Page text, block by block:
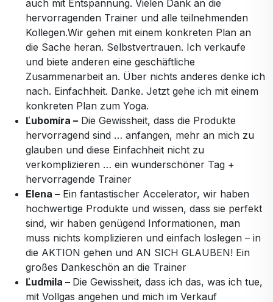
auch mit Entspannung. Vielen Dank an die
hervorragenden Trainer und alle teilnehmenden
Kollegen.Wir gehen mit einem konkreten Plan an
die Sache heran. Selbstvertrauen. Ich verkaufe
und biete anderen eine geschäftliche
Zusammenarbeit an. Über nichts anderes denke ich
nach. Einfachheit. Danke. Jetzt gehe ich mit einem
konkreten Plan zum Yoga.
Ľubomíra – Die Gewissheit, dass die Produkte
hervorragend sind … anfangen, mehr an mich zu
glauben und diese Einfachheit nicht zu
verkomplizieren … ein wunderschöner Tag +
hervorragende Trainer
Elena – Ein fantastischer Accelerator, wir haben
hochwertige Produkte und wissen, dass sie perfekt
sind, wir haben genügend Informationen, man
muss nichts komplizieren und einfach loslegen – in
die AKTION gehen und AN SICH GLAUBEN! Ein
großes Dankeschön an die Trainer
Ľudmila – Die Gewissheit, dass ich das, was ich tue,
mit Vollgas angehen und mich im Verkauf